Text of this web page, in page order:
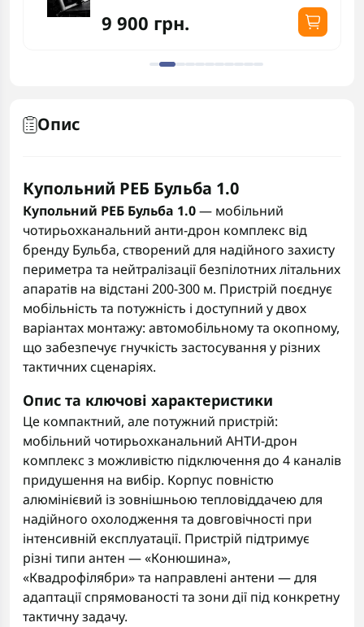
9 900 грн.
Опис
Купольний РЕБ Бульба 1.0
Купольний РЕБ Бульба 1.0— мобільний
чотирьохканальний анти-дрон комплекс від
бренду Бульба, створений для надійного захисту
периметра та нейтралізації безпілотних літальних
апаратів на відстані 200-300 м. Пристрій поєднує
мобільність та потужність і доступний у двох
варіантах монтажу: автомобільному та окопному,
що забезпечує гнучкість застосування у різних
тактичних сценаріях.
Опис та ключові характеристики
Це компактний, але потужний пристрій:
мобільний чотирьохканальний АНТИ-дрон
комплекс з можливістю підключення до 4 каналів
придушення на вибір. Корпус повністю
алюмінієвий із зовнішньою тепловіддачею для
надійного охолодження та довговічності при
інтенсивній експлуатації. Пристрій підтримує
різні типи антен — «Конюшина»,
«Квадрофілябри» та направлені антени — для
адаптації спрямованості та зони дії під конкретну
тактичну задачу.